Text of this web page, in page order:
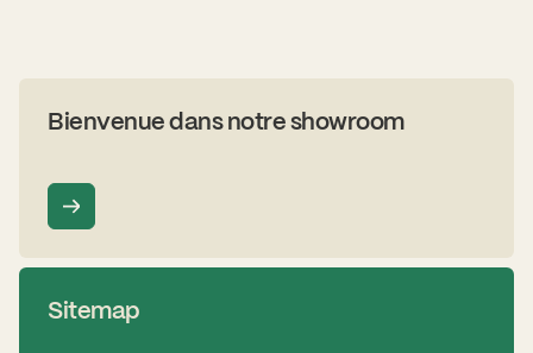
Bienvenue dans notre showroom
Sitemap